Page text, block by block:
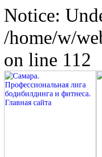
Notice:
/home/w/
on line 112